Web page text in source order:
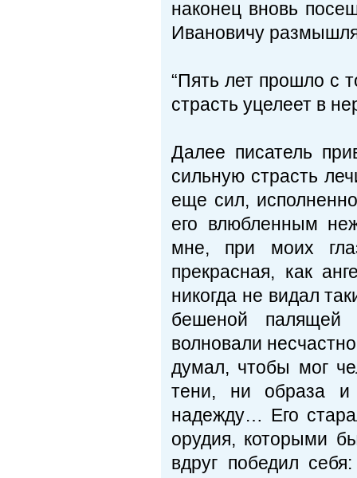
наконец вновь
Ивановичу
“Пять лет прошло с
страсть уцелеет в
Далее писатель
сильную страсть
еще сил,
его влюбленным
мне, при моих
прекрасная, как
никогда не видал
бешеной палящей
волновали
думал, чтобы мог
тени, ни образа и
надежду… Его
орудия, которыми
вдруг победил